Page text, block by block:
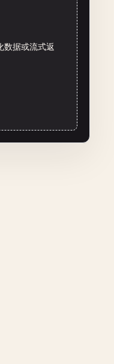
数据或流式返